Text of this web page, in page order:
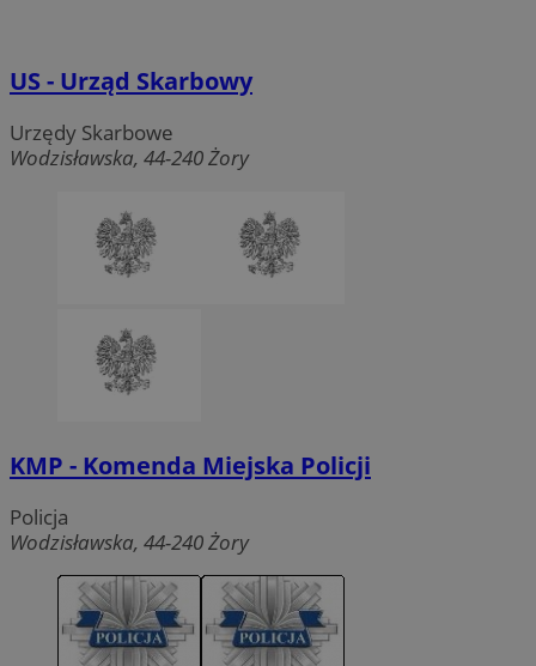
US - Urząd Skarbowy
Urzędy Skarbowe
Wodzisławska, 44-240 Żory
KMP - Komenda Miejska Policji
Policja
Wodzisławska, 44-240 Żory